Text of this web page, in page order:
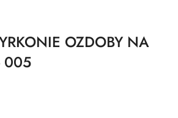
OZDOBY NA
005